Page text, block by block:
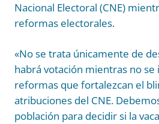
Nacional Electoral (CNE)
reformas electorales.
«No se trata únicamente de
habrá votación mientras no
reformas que fortalezcan el
atribuciones del CNE.
población para decidir si la